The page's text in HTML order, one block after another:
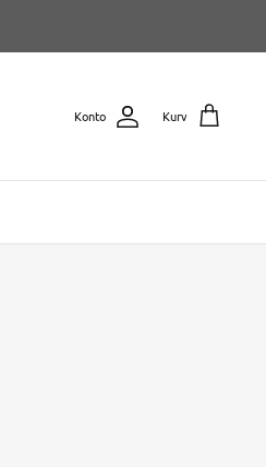
Konto Kurv